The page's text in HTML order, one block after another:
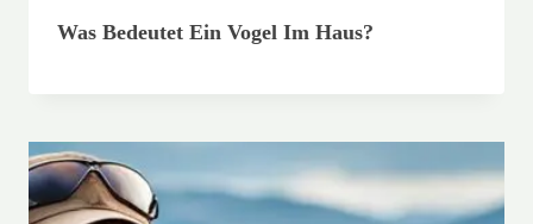
Was Bedeutet Ein Vogel Im Haus?